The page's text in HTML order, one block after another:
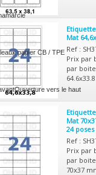
papier CB / TPE
Ouverture vers le haut
Mat
Ref :
Prix par
par
Mat
24 poses
Ref :
Prix par
par
70x37